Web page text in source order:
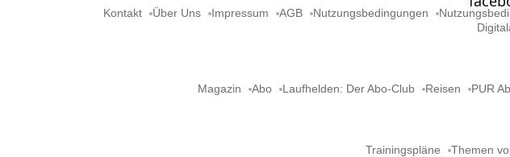
Kontakt Über Uns Impressum AGB Nutzungsbedingungen
Magazin Abo Laufhelden: Der Abo-Club Reisen PUR
Trainingspläne Themen